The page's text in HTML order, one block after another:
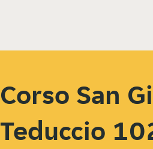
Corso San
Teduccio